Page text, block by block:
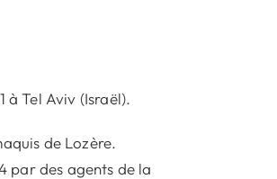
à Tel Aviv (Israël).
de Lozère.
par des agents de la